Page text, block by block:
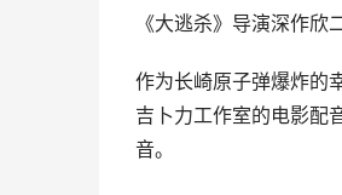
《大逃杀》导演深作欣
作为长崎原子弹爆炸的
吉卜力工作室的电影配
音。